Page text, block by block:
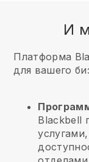
И
Платформа
для вашего
Blackbell